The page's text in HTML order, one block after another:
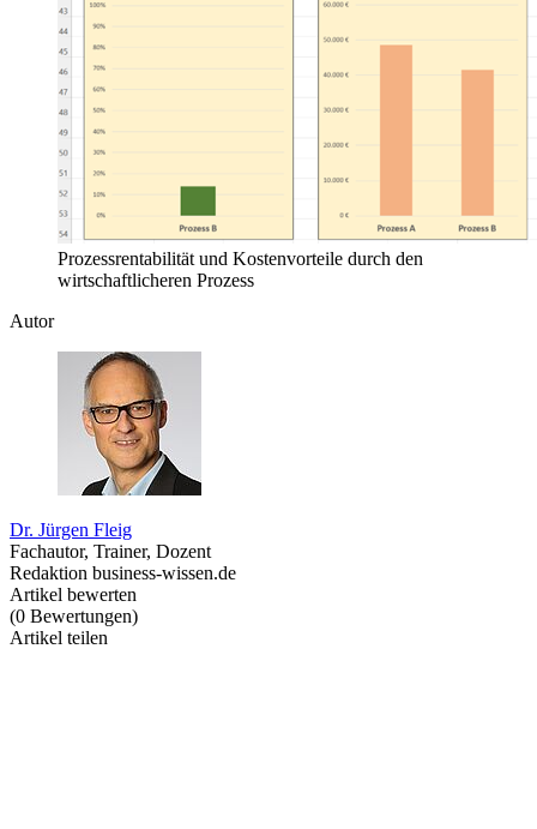
Prozessrentabilität und Kostenvorteile durch den
wirtschaftlicheren Prozess
Autor
Dr. Jürgen Fleig
Fachautor, Trainer, Dozent
Redaktion business-wissen.de
Artikel bewerten
(0 Bewertungen)
Artikel teilen